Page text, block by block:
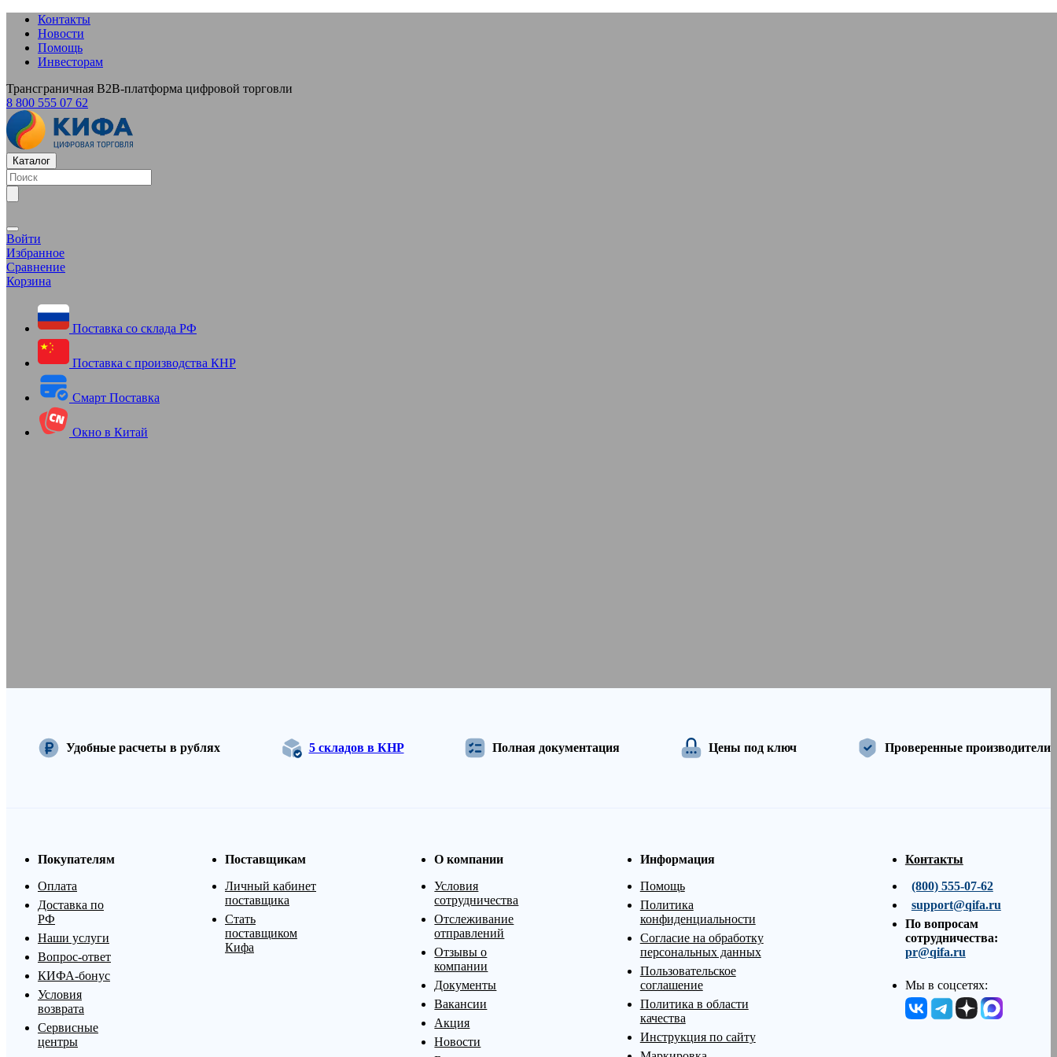
Контакты
Новости
Помощь
Инвесторам
Трансграничная B2B-платформа цифровой торговли
8 800 555 07 62
Каталог
Войти
Избранное
Сравнение
Корзина
Поставка со склада РФ
Поставка с производства КНР
Смарт Поставка
Окно в Китай
Удобные расчеты в рублях 5 складов в КНР Полная документация Цены под ключ Проверенные производители
Покупателям
Оплата
Доставка по
РФ
Наши услуги
Вопрос-ответ
КИФА-бонус
Условия
возврата
Сервисные
центры
Поставщикам
Личный кабинет
поставщика
Стать
поставщиком
Кифа
О компании
Условия
сотрудничества
Отслеживание
отправлений
Отзывы о
компании
Документы
Вакансии
Акция
Новости
Информация
Помощь
Политика
конфиденциальности
Согласие на обработку
персональных данных
Пользовательское
соглашение
Политика в области
качества
Инструкция по сайту
Контакты
(800) 555-07-62
support@qifa.ru
По вопросам
сотрудничества:
pr@qifa.ru
Мы в соцсетях: